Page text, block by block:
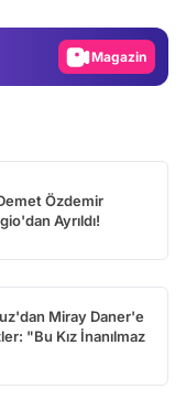
Magazin
Video
Özdemir
Ayrıldı!
Miray Daner'e
"Bu Kız İnanılmaz